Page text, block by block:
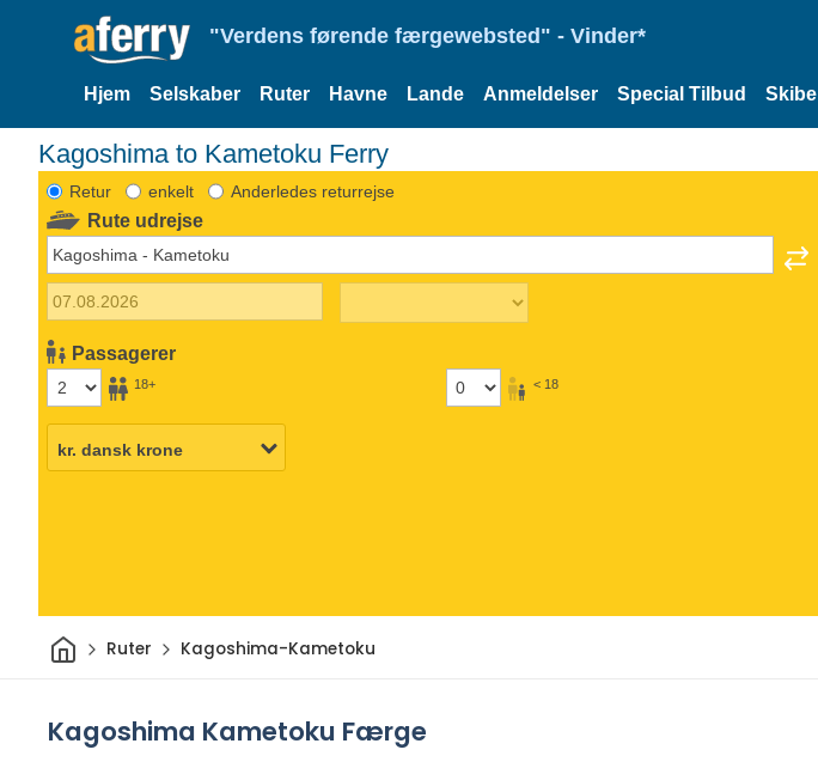
"Verdens førende færgewebsted" - Vinder*
Hjem Selskaber Ruter Havne Lande Anmeldelser Special Tilbud Skibe
Kagoshima to Kametoku Ferry
Retur enkelt Anderledes returrejse
Rute udrejse
Passagerer
18+ < 18
HjemRuter Kagoshima-Kametoku
Kagoshima Kametoku Færge